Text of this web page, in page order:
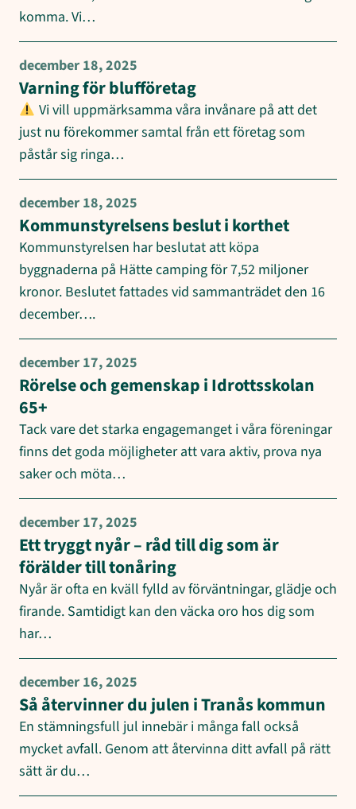
komma. Vi…
december 18, 2025
Varning för blufföretag
Vi vill uppmärksamma våra invånare på att det
just nu förekommer samtal från ett företag som
påstår sig ringa…
december 18, 2025
Kommunstyrelsens beslut i korthet
Kommunstyrelsen har beslutat att köpa
byggnaderna på Hätte camping för 7,52 miljoner
kronor. Beslutet fattades vid sammanträdet den 16
december….
december 17, 2025
Rörelse och gemenskap i Idrottsskolan
65+
Tack vare det starka engagemanget i våra föreningar
finns det goda möjligheter att vara aktiv, prova nya
saker och möta…
december 17, 2025
Ett tryggt nyår – råd till dig som är
förälder till tonåring
Nyår är ofta en kväll fylld av förväntningar, glädje och
firande. Samtidigt kan den väcka oro hos dig som
har…
december 16, 2025
Så återvinner du julen i Tranås kommun
En stämningsfull jul innebär i många fall också
mycket avfall. Genom att återvinna ditt avfall på rätt
sätt är du…